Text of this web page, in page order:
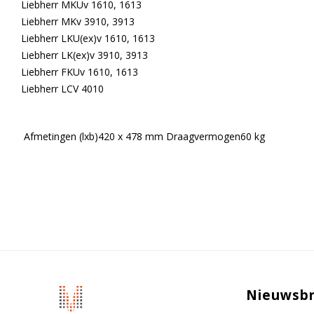
Liebherr MKUv 1610, 1613
Liebherr MKv 3910, 3913
Liebherr LKU(ex)v 1610, 1613
Liebherr LK(ex)v 3910, 3913
Liebherr FKUv 1610, 1613
Liebherr LCV 4010
Afmetingen (lxb)420 x 478 mm Draagvermogen60 kg